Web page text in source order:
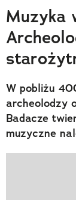
Trendbook
Polecane
Muzyka
W pobliżu
archeolodzy
Badacze
muzyczne